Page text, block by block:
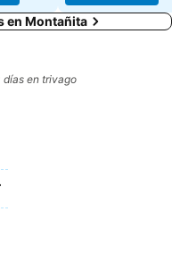
en Montañita
días en trivago